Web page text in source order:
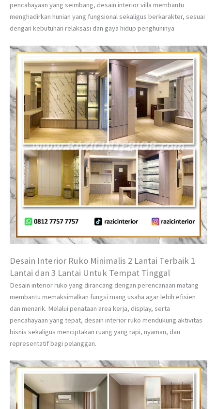
pencahayaan yang seimbang, desain interior villa membantu
menghadirkan hunian yang fungsional sekaligus berkarakter, sesuai
dengan kebutuhan relaksasi dan gaya hidup penghuninya
Desain Interior Ruko Minimalis 2 Lantai Terbaik 1
Lantai dan 3 Lantai Untuk Tempat Tinggal
Desain interior ruko yang dirancang dengan perencanaan matang
membantu memaksimalkan fungsi ruang usaha agar lebih efisien
dan menarik. Melalui penataan area kerja, display, serta
pencahayaan yang tepat, desain interior ruko mendukung aktivitas
bisnis sekaligus menciptakan ruang yang rapi, nyaman, dan
representatif bagi pelanggan.